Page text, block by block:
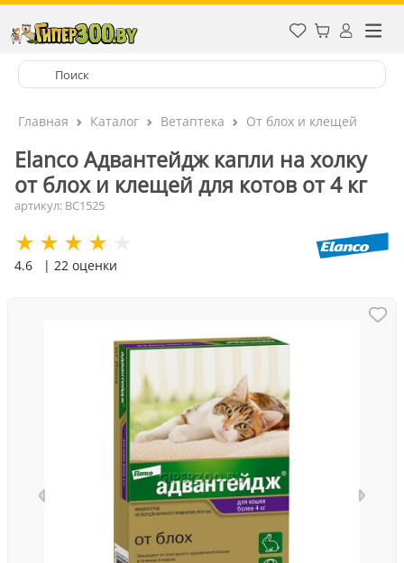
Главная Каталог Ветаптека От блох и клещей
Elanco Адвантейдж капли на холку
от блох и клещей для котов от 4 кг
артикул: ВС1525
4.6 | 22 оценки